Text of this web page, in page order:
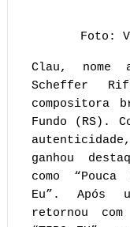
Foto:
Clau, nome
Scheffer
compositora
Fundo (RS).
ganhou
como
Eu”. Após
retornou